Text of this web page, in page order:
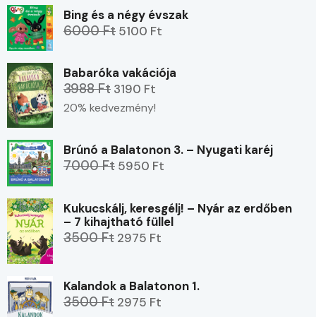
Bing és a négy évszak
6000 Ft 5100 Ft
Babaróka vakációja
3988 Ft 3190 Ft
20% kedvezmény!
Brúnó a Balatonon 3. – Nyugati karéj
7000 Ft 5950 Ft
Kukucskálj, keresgélj! – Nyár az erdőben
– 7 kihajtható füllel
3500 Ft 2975 Ft
Kalandok a Balatonon 1.
3500 Ft 2975 Ft